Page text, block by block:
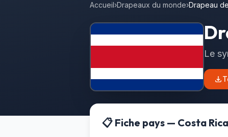
Accueil›Drapeaux du monde›Drapeau
Le
📋 Fiche pays — Costa Rica